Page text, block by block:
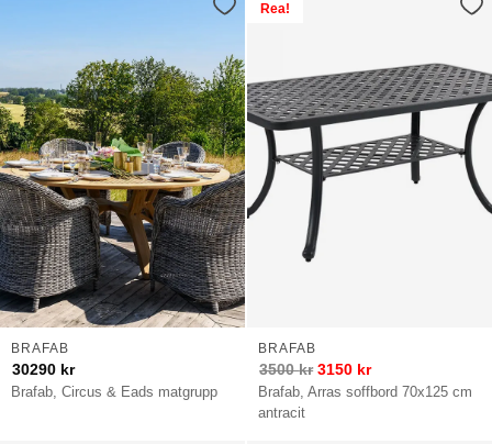
Brafab, Circus & Eads matgrupp
BRAFAB
30290 kr
Rea!
Brafab, Arras soffbord 70x125 cm
antracit
BRAFAB
3500kr 3150 kr